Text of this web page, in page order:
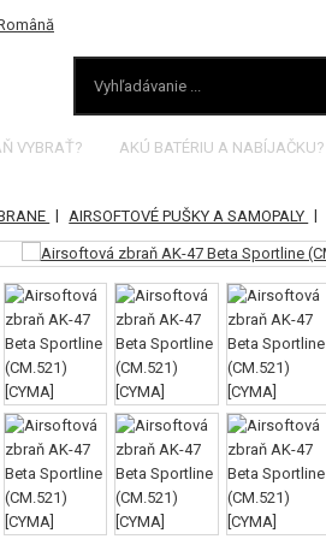
VYBRAŤ? AKÚ BATÉRIU A NABÍJAČKU?
| AIRSOFTOVÉ PUŠKY A SAMOPALY |